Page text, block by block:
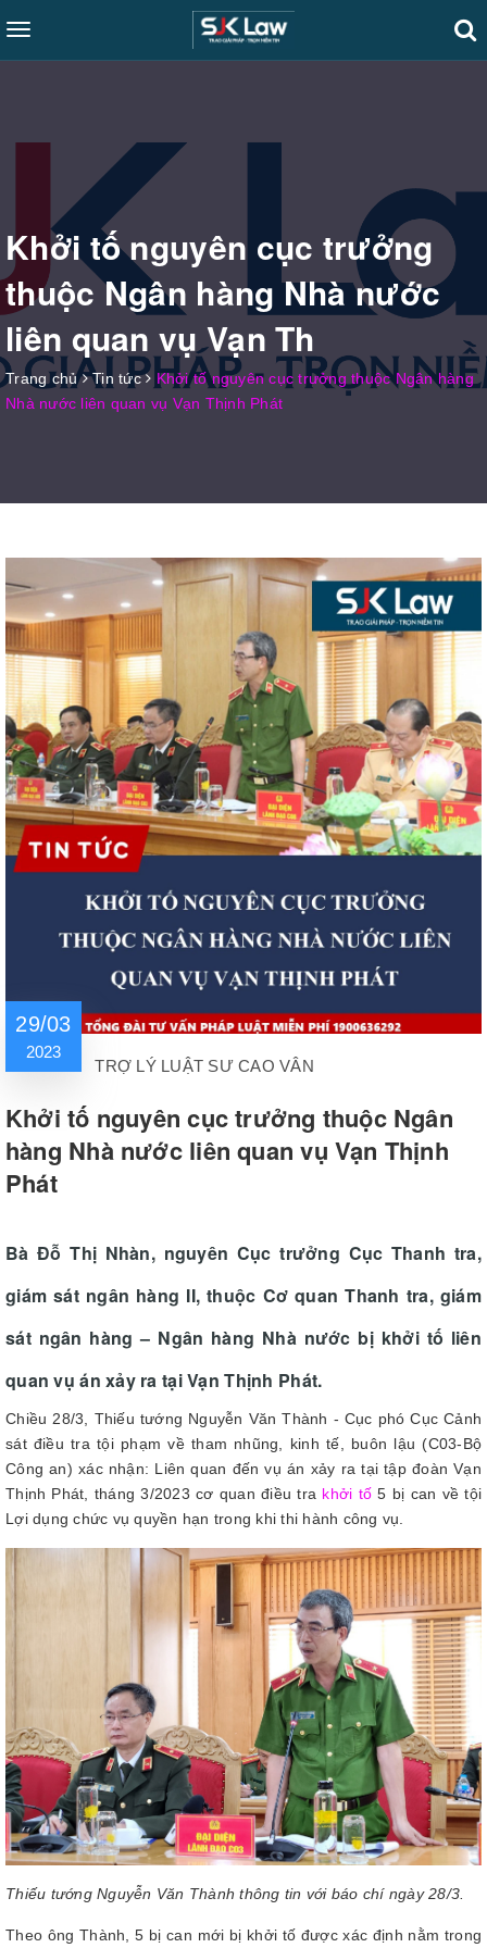
Toggle
navigation
Khởi tố nguyên cục trưởng
thuộc Ngân hàng Nhà nước
liên quan vụ Vạn Th
Trang chủ Tin tức
Khởi tố nguyên cục trưởng thuộc Ngân hàng
Nhà nước liên quan vụ Vạn Thịnh Phát
29/03
2023
TRỢ LÝ LUẬT SƯ CAO VÂN
Khởi tố nguyên cục trưởng thuộc Ngân
hàng Nhà nước liên quan vụ Vạn Thịnh
Phát
Bà Đỗ Thị Nhàn, nguyên Cục trưởng Cục Thanh tra,
giám sát ngân hàng II, thuộc Cơ quan Thanh tra, giám
sát ngân hàng – Ngân hàng Nhà nước bị khởi tố liên
quan vụ án xảy ra tại Vạn Thịnh Phát.
Chiều 28/3, Thiếu tướng Nguyễn Văn Thành - Cục phó Cục Cảnh
sát điều tra tội phạm về tham nhũng, kinh tế, buôn lậu (C03-Bộ
Công an) xác nhận: Liên quan đến vụ án xảy ra tại tập đoàn Vạn
Thịnh Phát, tháng 3/2023 cơ quan điều tra khởi tố 5 bị can về tội
Lợi dụng chức vụ quyền hạn trong khi thi hành công vụ.
Thiếu tướng Nguyễn Văn Thành thông tin với báo chí ngày 28/3.
Theo ông Thành, 5 bị can mới bị khởi tố được xác định nằm trong